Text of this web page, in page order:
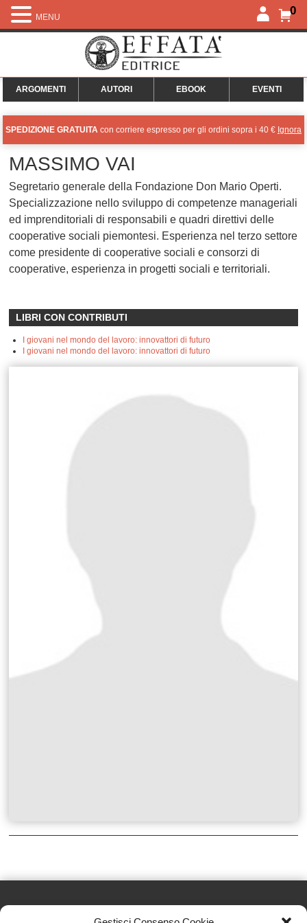
0
ARGOMENTI AUTORI EBOOK EVENTI
SPEDIZIONE GRATUITA con corriere espresso per gli ordini sopra i 40 € Ignora
MASSIMO VAI
Segretario generale della Fondazione Don Mario Operti.
Specializzazione nello sviluppo di competenze manageriali
ed imprenditoriali di responsabili e quadri direttivi delle
cooperative sociali piemontesi. Esperienza nel terzo settore
come presidente di cooperative sociali e consorzi di
cooperative, esperienza in progetti sociali e territoriali.
LIBRI CON CONTRIBUTI
I giovani nel mondo del lavoro: innovattori di futuro
I giovani nel mondo del lavoro: innovattori di futuro
MENU